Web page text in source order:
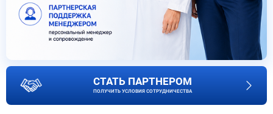
СТАТЬ ПАРТНЕРОМ
ПОЛУЧИТЬ УСЛОВИЯ СОТРУДНИЧЕСТВА